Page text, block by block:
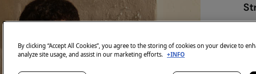
By clicking “Accept All Cookies”, you agree to the storing of cookies on your device to
analyze site usage, and assist in our marketing efforts. +INFO